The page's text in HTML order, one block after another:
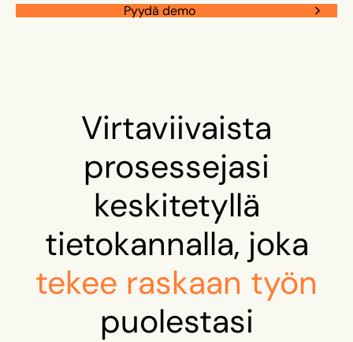
Pyydä demo
Virtaviivaista
prosessejasi
keskitetyllä
tietokannalla, joka
tekee raskaan työn
puolestasi